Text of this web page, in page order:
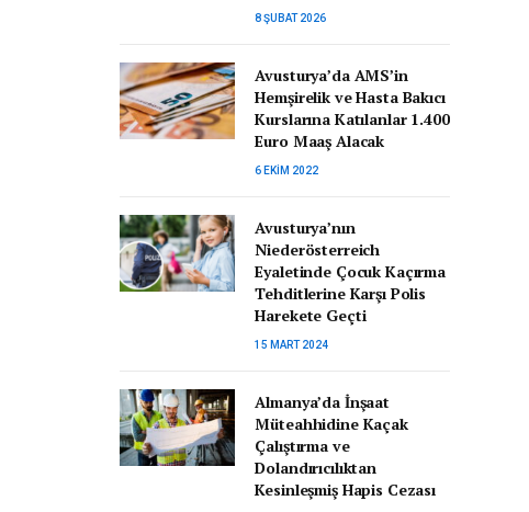
8 ŞUBAT 2026
Avusturya’da AMS’in
Hemşirelik ve Hasta Bakıcı
Kurslarına Katılanlar 1.400
Euro Maaş Alacak
6 EKIM 2022
Avusturya’nın
Niederösterreich
Eyaletinde Çocuk Kaçırma
Tehditlerine Karşı Polis
Harekete Geçti
15 MART 2024
Almanya’da İnşaat
Müteahhidine Kaçak
Çalıştırma ve
Dolandırıcılıktan
Kesinleşmiş Hapis Cezası